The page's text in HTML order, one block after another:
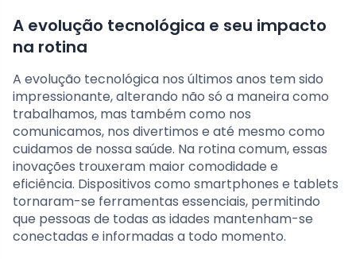
A evolução tecnológica e seu impacto
na rotina
A evolução tecnológica nos últimos anos tem sido
impressionante, alterando não só a maneira como
trabalhamos, mas também como nos
comunicamos, nos divertimos e até mesmo como
cuidamos de nossa saúde. Na rotina comum, essas
inovações trouxeram maior comodidade e
eficiência. Dispositivos como smartphones e tablets
tornaram-se ferramentas essenciais, permitindo
que pessoas de todas as idades mantenham-se
conectadas e informadas a todo momento.